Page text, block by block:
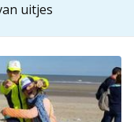
uitjes